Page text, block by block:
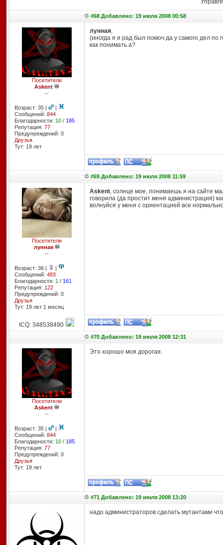
#68 Добавлено: 19 июля 2008 00:58
Посетители
Askent
--
Возраст: 35 |
|
Сообщений: 844
Благодарности: 10/ 185
Репутация: 77
Предупреждений: 0
Друзья
Тут: 19 лет
лунная,
(иногда я и рад был помоч да у самого дел по
как понимать а?
#69 Добавлено: 19 июля 2008 11:59
Посетители
лунная
--
Возраст: 36 |
|
Сообщений: 483
Благодарности: 1 / 161
Репутация: 122
Предупреждений: 0
Друзья
Тут: 19 лет 1 месяц
Askent, солнце мое, понимаешь я на сайте
говорила (да простит меня администрация)
волнуйся у меня с ориентацией все
ICQ: 348538490
#70 Добавлено: 19 июля 2008 12:31
Посетители
Askent
--
Возраст: 35 |
|
Сообщений: 844
Благодарности: 10/ 185
Репутация: 77
Предупреждений: 0
Друзья
Тут: 19 лет
Это хорошо моя дорогая.
#71 Добавлено: 19 июля 2008 13:20
надо администраторов сделать мутантами